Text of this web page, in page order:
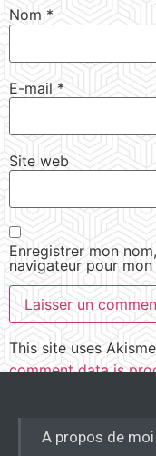
Nom *
E-mail *
Site web
Enregistrer mon
navigateur pour
This site uses
comment data is
A propos de moi